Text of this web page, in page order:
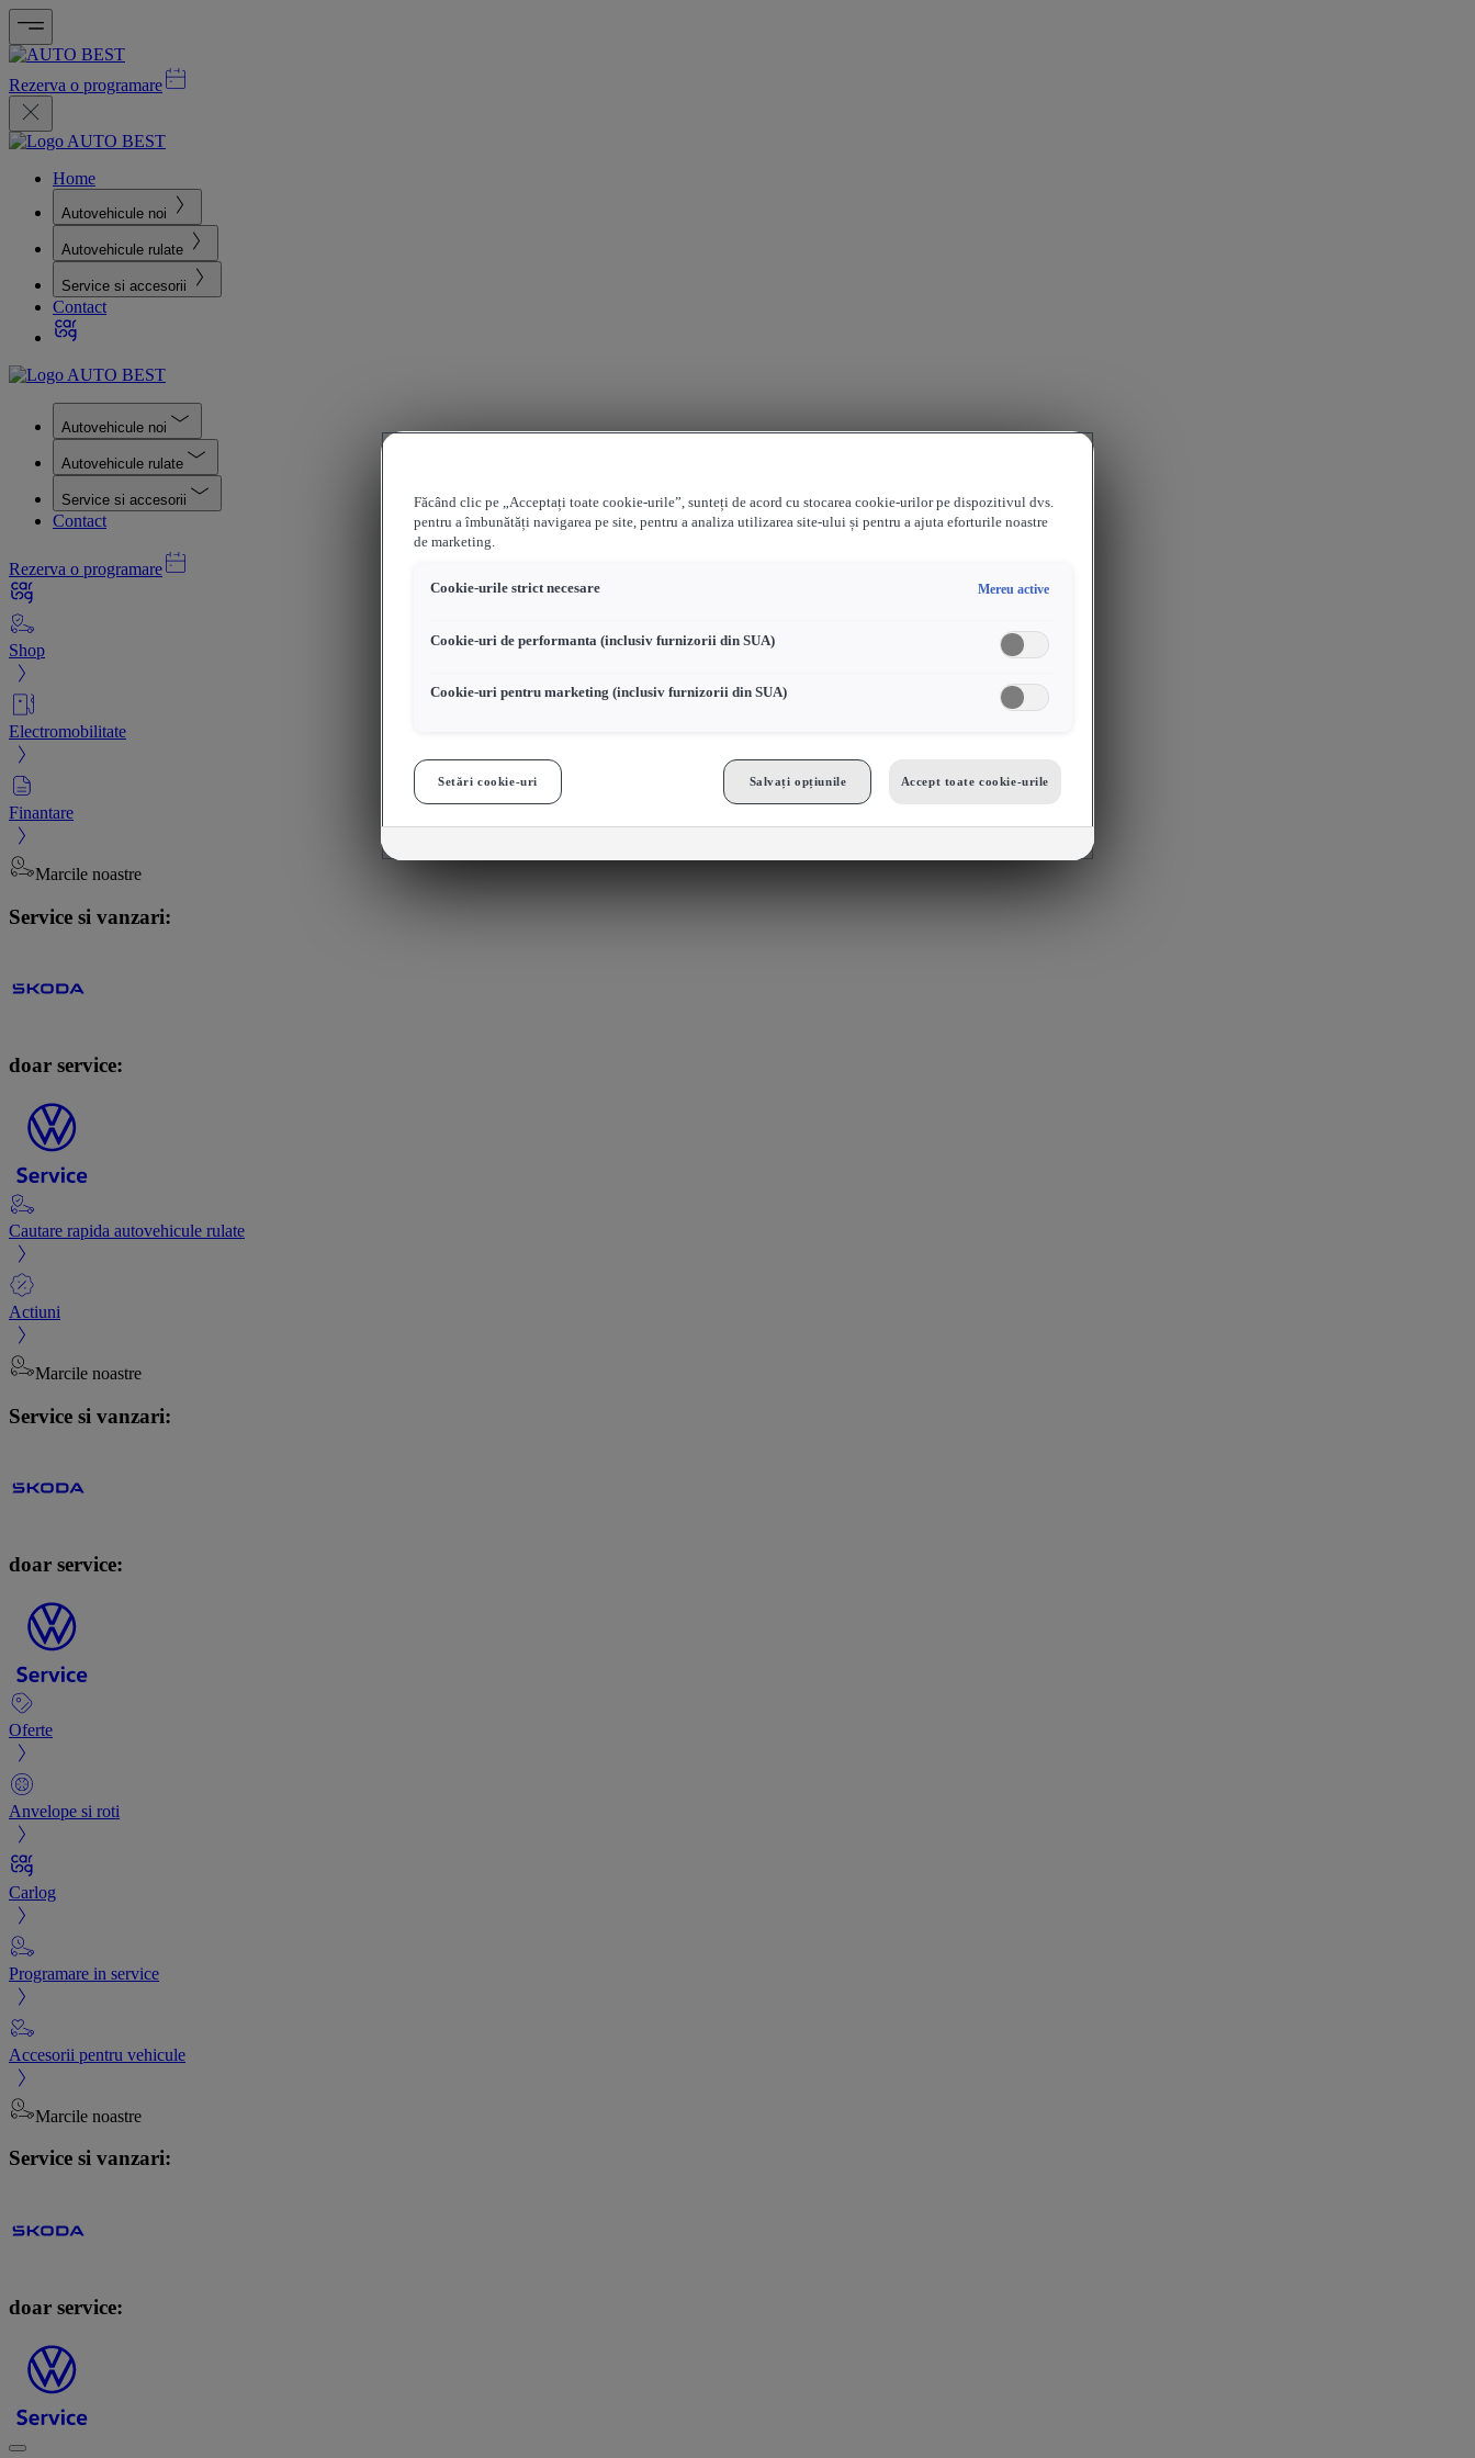
Rezerva o programare
Home
Autovehicule noi
Autovehicule rulate
Service si accesorii
Contact
Autovehicule noi
Autovehicule rulate
Service si accesorii
Contact
Rezerva o programare
Shop
Electromobilitate
Finantare
Marcile noastre
Service si vanzari:
doar service:
Cautare rapida autovehicule rulate
Actiuni
Marcile noastre
Service si vanzari:
doar service:
Oferte
Anvelope si roti
Carlog
Programare in service
Accesorii pentru vehicule
Marcile noastre
Service si vanzari:
doar service:
Făcând clic pe „Acceptați toate cookie-urile”, sunteți de acord cu stocarea cookie-urilor pe dispozitivul dvs.
pentru a îmbunătăți navigarea pe site, pentru a analiza utilizarea site-ului și pentru a ajuta eforturile noastre
de marketing.
Cookie-urile strict necesare Mereu active
Cookie-uri de performanta (inclusiv furnizorii din SUA)
Cookie-uri pentru marketing (inclusiv furnizorii din SUA)
Setări cookie-uri Salvați opțiunile Accept toate cookie-urile